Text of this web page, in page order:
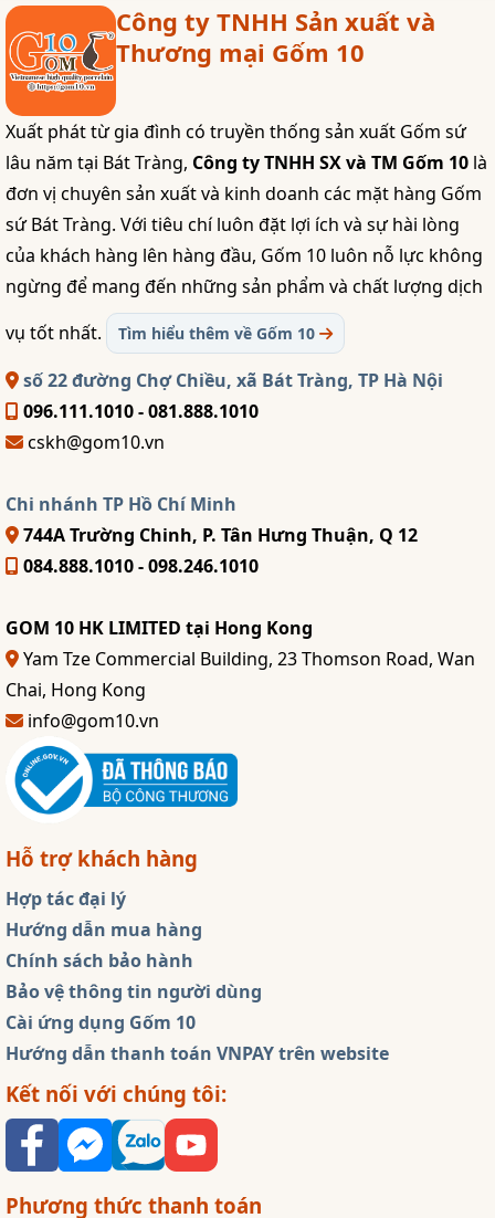
Công ty TNHH Sản xuất và
Thương mại Gốm 10
Xuất phát từ gia đình có truyền thống sản xuất Gốm sứ
lâu năm tại Bát Tràng, Công ty TNHH SX và TM Gốm 10 là
đơn vị chuyên sản xuất và kinh doanh các mặt hàng Gốm
sứ Bát Tràng. Với tiêu chí luôn đặt lợi ích và sự hài lòng
của khách hàng lên hàng đầu, Gốm 10 luôn nỗ lực không
ngừng để mang đến những sản phẩm và chất lượng dịch
vụ tốt nhất.
Tìm hiểu thêm về Gốm 10
số 22 đường Chợ Chiều, xã Bát Tràng, TP Hà Nội
096.111.1010 - 081.888.1010
cskh@gom10.vn
Chi nhánh TP Hồ Chí Minh
744A Trường Chinh, P. Tân Hưng Thuận, Q 12
084.888.1010 - 098.246.1010
GOM 10 HK LIMITED tại Hong Kong
Yam Tze Commercial Building, 23 Thomson Road, Wan
Chai, Hong Kong
info@gom10.vn
Hỗ trợ khách hàng
Hợp tác đại lý
Hướng dẫn mua hàng
Chính sách bảo hành
Bảo vệ thông tin người dùng
Cài ứng dụng Gốm 10
Hướng dẫn thanh toán VNPAY trên website
Kết nối với chúng tôi:
Phương thức thanh toán